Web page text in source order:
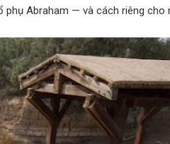
Abraham — và cách riêng cho